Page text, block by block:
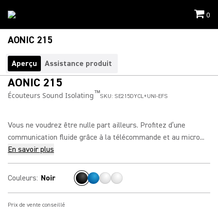
0
AONIC 215
Aperçu Assistance produit
AONIC 215
Écouteurs Sound Isolating™SKU: SE215DYCL+UNI-EFS
Vous ne voudrez être nulle part ailleurs. Profitez d’une
communication fluide grâce à la télécommande et au micro...
En savoir plus
Couleurs: Noir
Prix de vente conseillé